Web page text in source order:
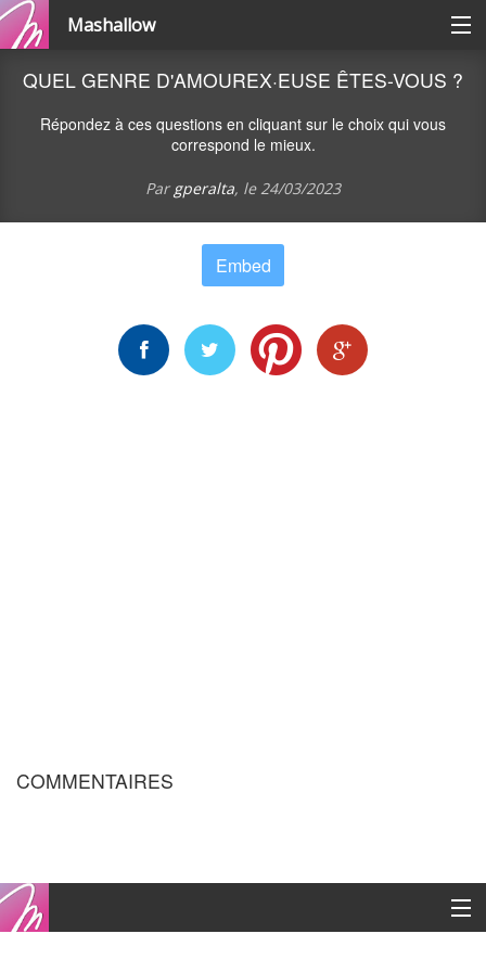
Mashallow
Catégories
Se connecter / s'inscrire
Créer un quizz
QUEL GENRE D'AMOUREX·EUSE ÊTES-VOUS ?
Répondez à ces questions en cliquant sur le choix qui vous
correspond le mieux.
Par gperalta, le24/03/2023
Embed
COMMENTAIRES